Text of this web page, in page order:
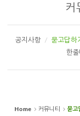
커
공지사항 묻고답하
한
Home 커뮤니티 묻고